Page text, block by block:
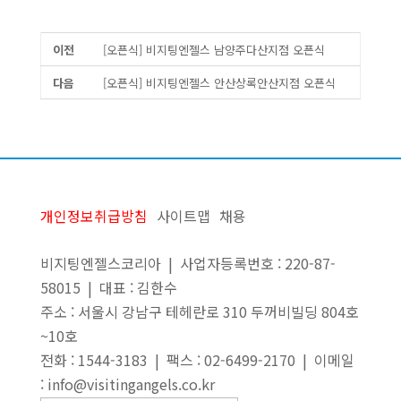
이전
[오픈식] 비지팅엔젤스 남양주다산지점 오픈식
다음
[오픈식] 비지팅엔젤스 안산상록안산지점 오픈식
개인정보취급방침 사이트맵 채용
비지팅엔젤스코리아 | 사업자등록번호 : 220-87-
58015 | 대표 : 김한수
주소 : 서울시 강남구 테헤란로 310 두꺼비빌딩 804호
~10호
전화 : 1544-3183 | 팩스 : 02-6499-2170 | 이메일
: info@visitingangels.co.kr